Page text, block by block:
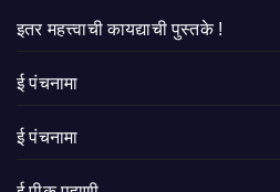
इतर महत्त्वाची कायद्याची पुस्तके !
ई पंचनामा
ई पंचनामा